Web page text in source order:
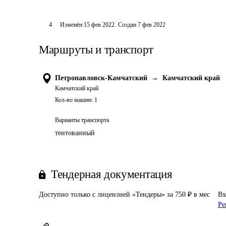
4 Изменён 15 фев 2022. Создан 7 фев 2022
Маршруты и транспорт
Петропавловск-Камчатский →
Камчатский край
Камчатский край
Кол-во машин: 1
Варианты транспорта
тентованный
Тендерная документация
Доступно только с лицензией «Тендеры» за 750 ₽ в мес